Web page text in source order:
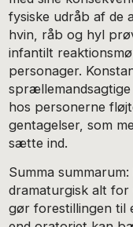
fysiske udråb af de
hvin, råb og hyl
infantilt
personager.
hos personerne
gentagelser, som
sætte ind.
Summa
dramaturgisk alt
gør forestillingen til